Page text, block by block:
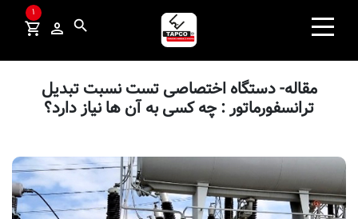
محصولات
ردیاب
صنایع و راهکارها
1
search
مقاله- دستگاه اختصاصی تست نسبت تبدیل
ترانسفورماتور : چه کسی به آن ها نیاز دارد؟